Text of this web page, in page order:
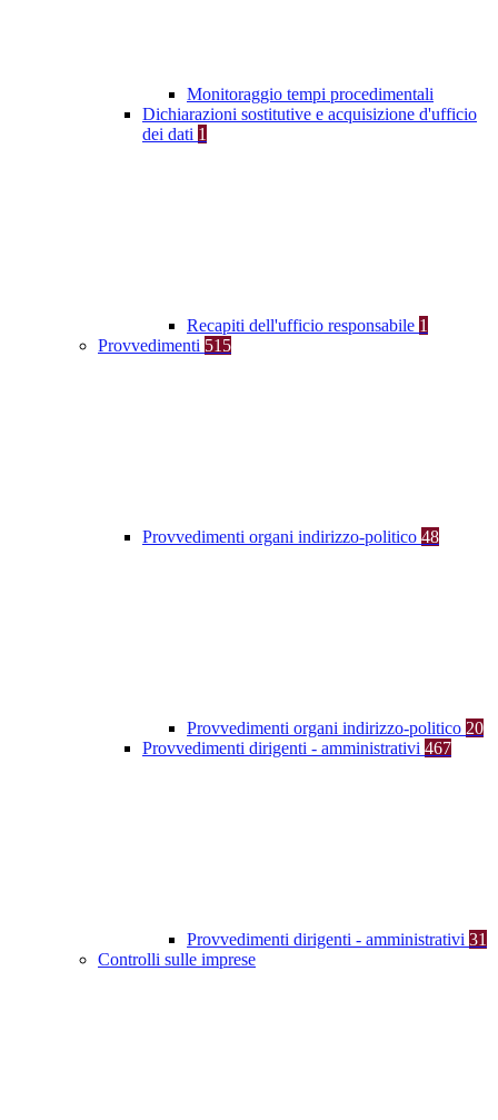
Monitoraggio tempi procedimentali
Dichiarazioni sostitutive e acquisizione d'ufficio
dei dati 1
Recapiti dell'ufficio responsabile 1
Provvedimenti 515
Provvedimenti organi indirizzo-politico 48
Provvedimenti organi indirizzo-politico 20
Provvedimenti dirigenti - amministrativi 467
Provvedimenti dirigenti - amministrativi 31
Controlli sulle imprese